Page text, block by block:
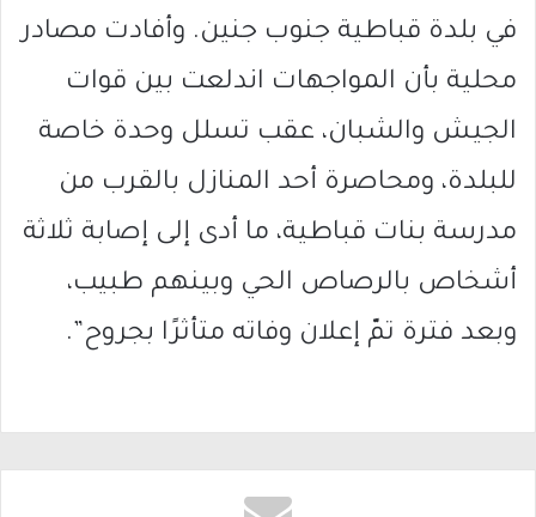
في بلدة قباطية جنوب جنين. وأفادت مصادر
محلية بأن المواجهات اندلعت بين قوات
الجيش والشبان، عقب تسلل وحدة خاصة
للبلدة، ومحاصرة أحد المنازل بالقرب من
مدرسة بنات قباطية، ما أدى إلى إصابة ثلاثة
أشخاص بالرصاص الحي وبينهم طبيب،
وبعد فترة تمّ إعلان وفاته متأثرًا بجروح”.